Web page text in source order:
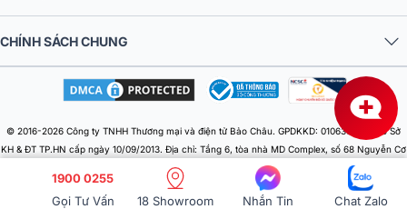
CHÍNH SÁCH CHUNG
© 2016-2026 Công ty TNHH Thương mại và điện tử Bảo Châu. GPDKKD: 0106303879 do Sở
KH & ĐT TP.HN cấp ngày 10/09/2013. Địa chỉ: Tầng 6, tòa nhà MD Complex, số 68 Nguyễn Cơ
Thạch, Phường Từ Liêm, Thành phố Hà Nội, Việt Nam. Điện thoại: 024 730 10 255. Email:
baochauelec@gmail.com. Chịu trách nhiệm nội dung: Nhật Lệ.
1900 0255
Gọi Tư Vấn
18 Showroom Nhắn Tin Chat Zalo